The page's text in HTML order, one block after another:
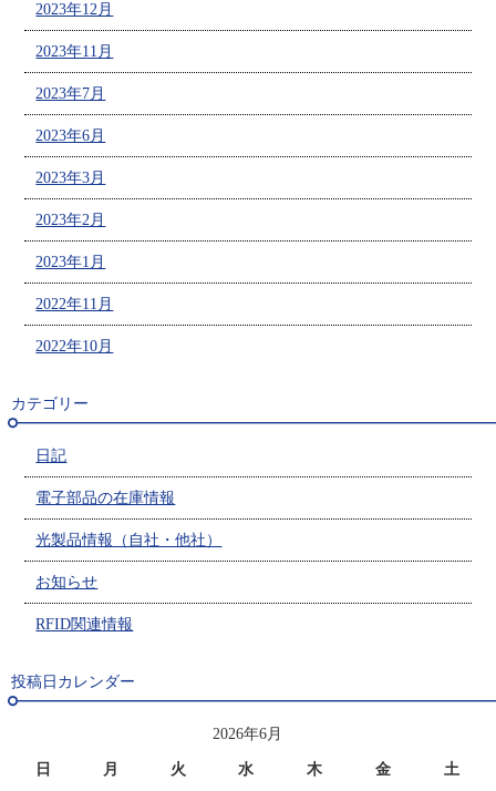
2023年12月
2023年11月
2023年7月
2023年6月
2023年3月
2023年2月
2023年1月
2022年11月
2022年10月
カテゴリー
日記
電子部品の在庫情報
光製品情報（自社・他社）
お知らせ
RFID関連情報
投稿日カレンダー
2026年6月
日 月 火 水 木 金 土